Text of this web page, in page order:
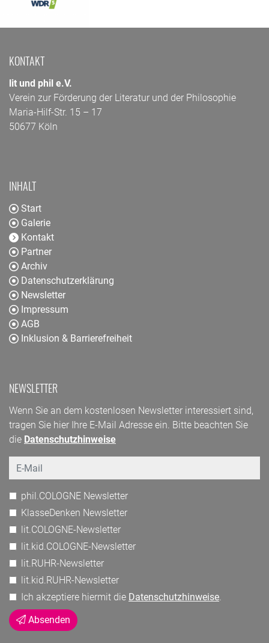
KONTAKT
lit und phil e.V.
Verein zur Förderung der Literatur und der Philosophie
Maria-Hilf-Str. 15 – 17
50677 Köln
INHALT
Start
Galerie
Kontakt
Partner
Archiv
Datenschutzerklärung
Newsletter
Impressum
AGB
Inklusion & Barrierefreiheit
NEWSLETTER
Wenn Sie an dem kostenlosen Newsletter interessiert sind,
tragen Sie hier Ihre E-Mail Adresse ein. Bitte beachten Sie
die Datenschutzhinweise
Email
phil.COLOGNE Newsletter
KlasseDenken Newsletter
lit.COLOGNE-Newsletter
lit.kid.COLOGNE-Newsletter
lit.RUHR-Newsletter
lit.kid.RUHR-Newsletter
Ich akzeptiere hiermit die Datenschutzhinweise.
Absenden